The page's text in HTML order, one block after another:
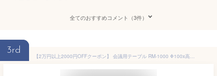
全てのおすすめコメント（3件）
3rd
【2万円以上2000円OFFクーポン】 会議用テーブル RM-1000 Φ100x高さ72cm 丸型 アジャスター脚 配線コードホルダー1ヶ付 ミーティングテーブル 会議テーブル おしゃれ オフィステーブル 会議室 大型 長机 会議机 フリーアドレスデスク 事務机 事務所